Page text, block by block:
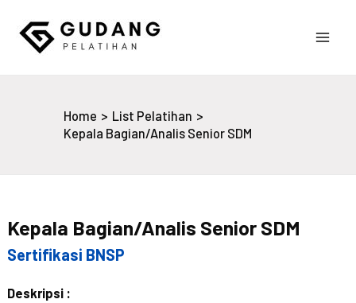
content
Home
List Pelatihan
Kepala Bagian/Analis Senior SDM
Kepala Bagian/Analis Senior SDM
Sertifikasi BNSP
Deskripsi :